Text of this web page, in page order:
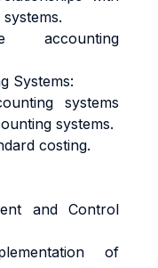
accounting
Systems:
systems
systems.
costing.
and Control
of